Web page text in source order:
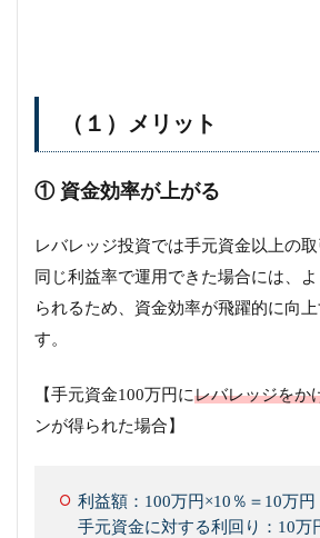
（１）メリット
① 資金効率が上がる
レバレッジ投資では手元資金以上の取
同じ利益率で運用できた場合には、
られるため、資金効率が飛躍的に向
す。
【手元資金100万円にレバレッジをか
ンが得られた場合】
利益額：100万円×10％＝10万円
手元資金に対する利回り：10万